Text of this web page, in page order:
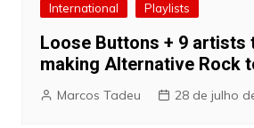
International Playlists
Loose Buttons + 9 artists
making Alternative Rock
Marcos Tadeu 28 de julho